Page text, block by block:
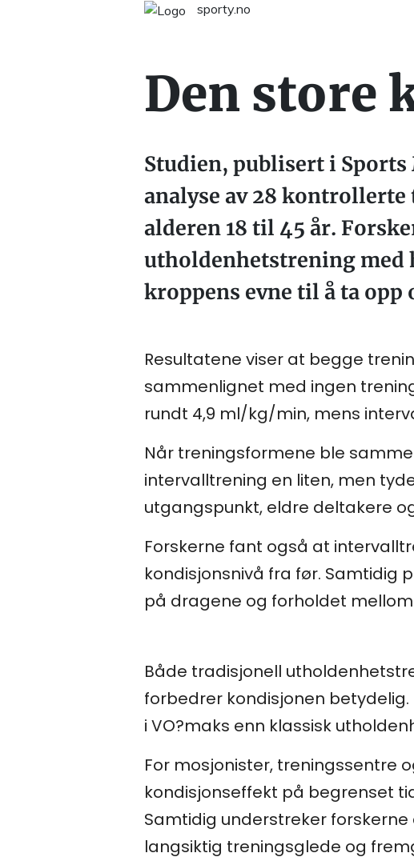
sporty.no
Den store
Studien, publisert i
analyse av 28
alderen 18 til 45 år.
utholdenhetstrening med
kroppens evne til å ta
Resultatene viser at begge
sammenlignet med ingen
rundt 4,9 ml/kg/min, mens
Når treningsformene ble
intervalltrening en liten, men
utgangspunkt, eldre deltakere
Forskerne fant også at
kondisjonsnivå fra før. Samtidig
på dragene og forholdet
Både tradisjonell
forbedrer kondisjonen
i VO?maks enn klassisk
For mosjonister, treningssentre
kondisjonseffekt på begrenset
Samtidig understreker
langsiktig treningsglede og